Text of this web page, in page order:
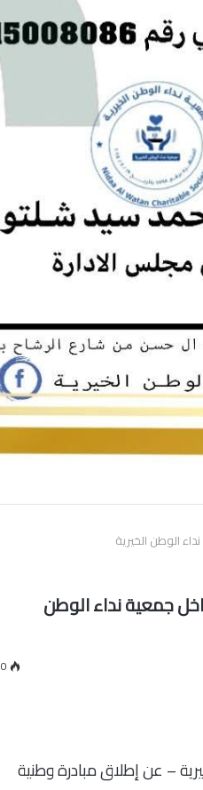
الوطن الخيرية
جمعية نداء الوطن
0
– عن إطلاق مبادرة وطنية